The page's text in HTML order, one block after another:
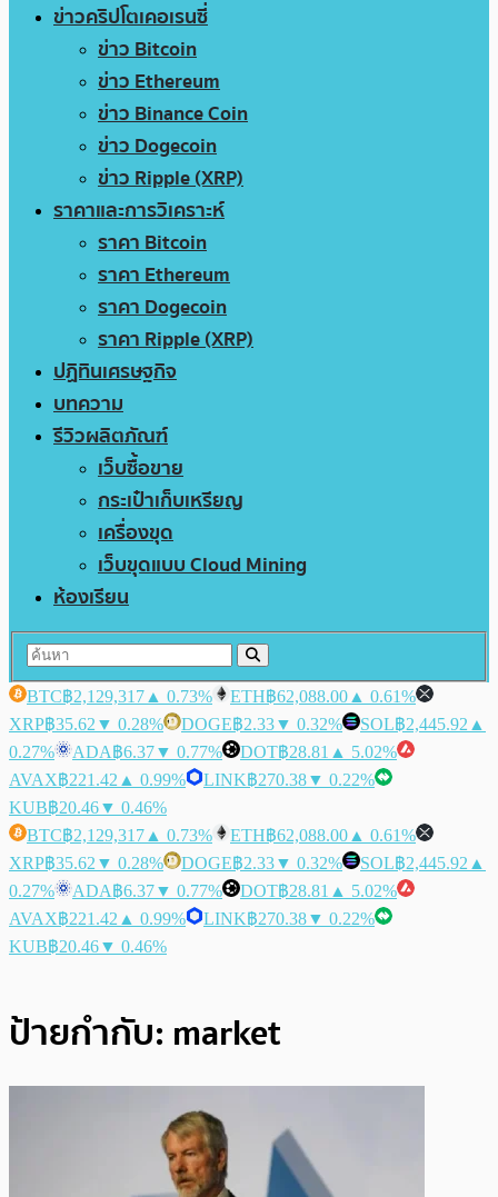
ข่าวคริปโตเคอเรนซี่
ข่าว Bitcoin
ข่าว Ethereum
ข่าว Binance Coin
ข่าว Dogecoin
ข่าว Ripple (XRP)
ราคาและการวิเคราะห์
ราคา Bitcoin
ราคา Ethereum
ราคา Dogecoin
ราคา Ripple (XRP)
ปฏิทินเศรษฐกิจ
บทความ
รีวิวผลิตภัณฑ์
เว็บซื้อขาย
กระเป๋าเก็บเหรียญ
เครื่องขุด
เว็บขุดแบบ Cloud Mining
ห้องเรียน
BTC฿2,129,317 ▲ 0.73% ETH฿62,088.00 ▲ 0.61%
XRP฿35.62 ▼ 0.28% DOGE฿2.33▼ 0.32% SOL฿2,445.92 ▲
0.27%
ADA฿6.37▼ 0.77% DOT฿28.81 ▲ 5.02%
AVAX฿221.42 ▲ 0.99% LINK฿270.38▼ 0.22%
KUB฿20.46▼ 0.46%
BTC฿2,129,317 ▲ 0.73% ETH฿62,088.00 ▲ 0.61%
XRP฿35.62 ▼ 0.28% DOGE฿2.33▼ 0.32% SOL฿2,445.92 ▲
0.27%
ADA฿6.37▼ 0.77% DOT฿28.81 ▲ 5.02%
AVAX฿221.42 ▲ 0.99% LINK฿270.38▼ 0.22%
KUB฿20.46▼ 0.46%
ป้ายกำกับ: market